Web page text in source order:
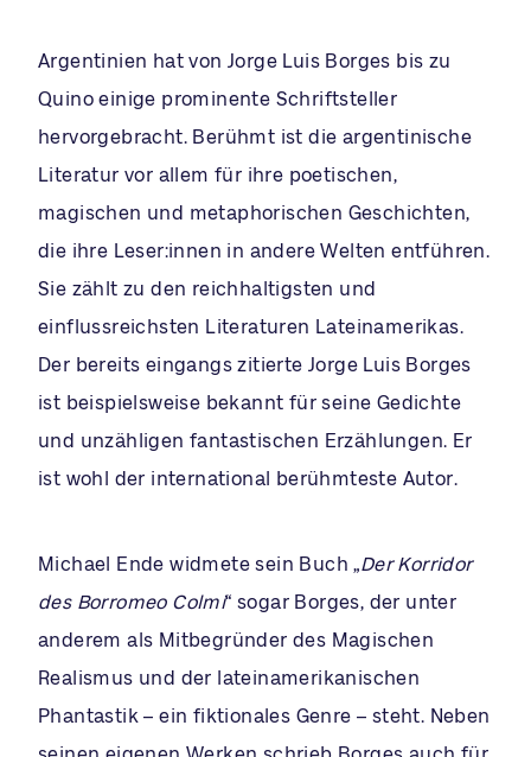
Argentinien hat von Jorge Luis Borges bis zu
Quino einige prominente Schriftsteller
hervorgebracht. Berühmt ist die argentinische
Literatur vor allem für ihre poetischen,
magischen und metaphorischen Geschichten,
die ihre Leser:innen in andere Welten entführen.
Sie zählt zu den reichhaltigsten und
einflussreichsten Literaturen Lateinamerikas.
Der bereits eingangs zitierte Jorge Luis Borges
ist beispielsweise bekannt für seine Gedichte
und unzähligen fantastischen Erzählungen. Er
ist wohl der international berühmteste Autor.
Michael Ende widmete sein Buch „Der Korridor
des Borromeo Colmi“ sogar Borges, der unter
anderem als Mitbegründer des Magischen
Realismus und der lateinamerikanischen
Phantastik – ein fiktionales Genre – steht. Neben